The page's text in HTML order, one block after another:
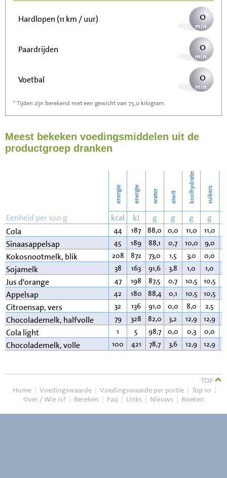
Hardlopen (11 km / uur) 0
Paardrijden 0
Voetbal 0
Stofzuigen
Strijken
0
* Tijden zijn berekend met een gewicht van 75,0 kilogram.
Meest bekeken voedingsmiddelen uit de
productgroep dranken
energie energie water eiwit koolhydraten suikers
Eenheid per 100 g kcal kJ g g g g
Cola
44 187 88,0 0,0 11,0 11,0
Sinaasappelsap 45 189 88,1 0,7 10,0 9,0
Kokosnootmelk, blik 208 872 73,0 1,5 3,0 0,0
Sojamelk 38 163 91,6 3,8 1,0 1,0
Jus d'orange 47 198 87,5 0,7 10,5 10,5
Appelsap 42 180 88,4 0,1 10,5 10,5
Citroensap, vers 32 136 91,0 0,0 8,0 2,5
Chocolademelk, halfvolle 79 328 82,0 3,2 12,9 12,9
Cola light 1 5 98,7 0,0 0,3 0,0
Chocolademelk, volle 100 421 78,7 3,6 12,9 12,9
TOP
Home | Voedingswaarde | Voedingswaarde per portie | Top 10 |
Over / Wie is? | Bereken | Faq | Links | Nieuws | Boeken